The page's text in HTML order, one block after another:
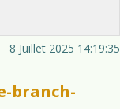
8 Juillet 2025 14:19:35
branch-